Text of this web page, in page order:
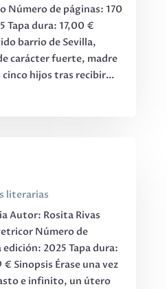
Número de páginas: 170
Tapa dura: 17,00 €
barrio de Sevilla,
carácter fuerte, madre
cinco hijos tras recibir...
literarias
Autor: Rosita Rivas
Número de
2025 Tapa dura:
Sinopsis Érase una vez
e infinito, un útero